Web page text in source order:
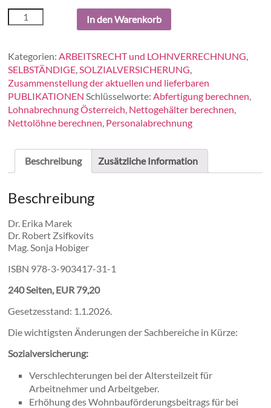
In den Warenkorb
Kategorien:ARBEITSRECHT und LOHNVERRECHNUNG,
SELBSTÄNDIGE,SOLZIALVERSICHERUNG,
Zusammenstellung der aktuellen und lieferbaren
PUBLIKATIONEN Schlüsselworte:Abfertigung berechnen,
Lohnabrechnung Österreich, Nettogehälter berechnen,
Nettolöhne berechnen, Personalabrechnung
Beschreibung Zusätzliche Information
Beschreibung
Dr. Erika Marek
Dr. Robert Zsifkovits
Mag. Sonja Hobiger
ISBN 978-3-903417-31-1
240 Seiten, EUR 79,20
Gesetzesstand: 1.1.2026.
Die wichtigsten Änderungen der Sachbereiche in Kürze:
Sozialversicherung:
Verschlechterungen bei der Altersteilzeit für
Arbeitnehmer und Arbeitgeber.
Erhöhung des Wohnbauförderungsbeitrags für bei